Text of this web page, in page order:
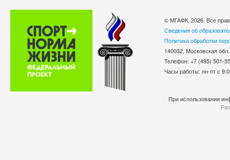
© МГАФК, 2026. Все
Сведения об
Политика обработки
140032, Московская
Телефон: +7 (495)
Часы работы: пн-пт с
При использовании